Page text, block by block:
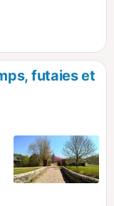
futaies et